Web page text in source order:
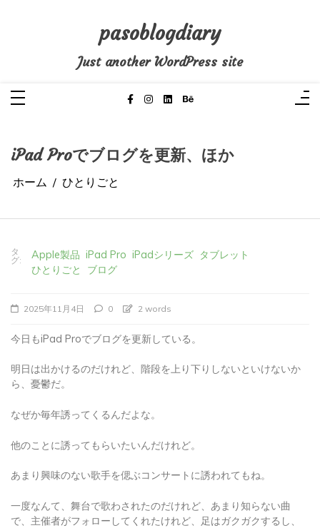
pasoblogdiary
Just another WordPress site
iPad Proでブログを更新、ほか
ホーム ひとりごと
タ
グ:
Apple製品 iPad Pro iPadシリーズ タブレット
ひとりごと
ブログ
2025年11月4日 0 2 words
今日もiPad Proでブログを更新している。
明日は出かけるのだけれど、階段を上り下りしないといけないか
ら、憂鬱だ。
なぜか毎年誘ってくるんだよな。
他のことに誘ってもらいたいんだけれど。
あまり興味のない歌手を偲ぶコンサートに誘われてもね。
一度なんて、舞台で歌わされたのだけれど、あまり知らない曲
で、主催者がフォローしてくれたけれど、足はガクガクするし、